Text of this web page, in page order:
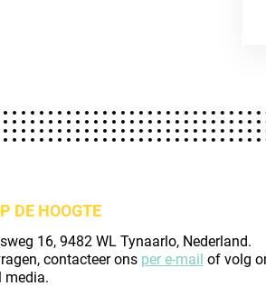
DE HOOGTE
16, 9482 WL Tynaarlo, Nederland.
contacteer ons per e-mail of volg
media.